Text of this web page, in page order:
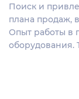
Поиск и
плана продаж,
Опыт работы в
оборудования.